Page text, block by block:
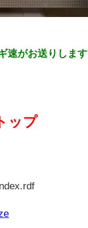
速がお送りします
ップ